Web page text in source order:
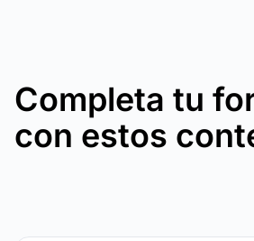
Completa tu
con estos